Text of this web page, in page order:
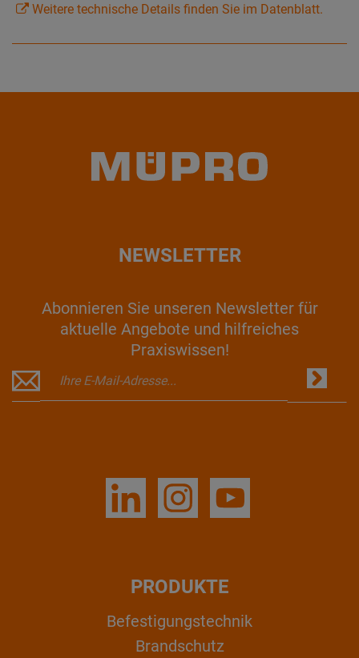
Weitere technische Details finden Sie im Datenblatt.
NEWSLETTER
Abonnieren Sie unseren Newsletter für
aktuelle Angebote und hilfreiches
Praxiswissen!
PRODUKTE
Befestigungstechnik
Brandschutz